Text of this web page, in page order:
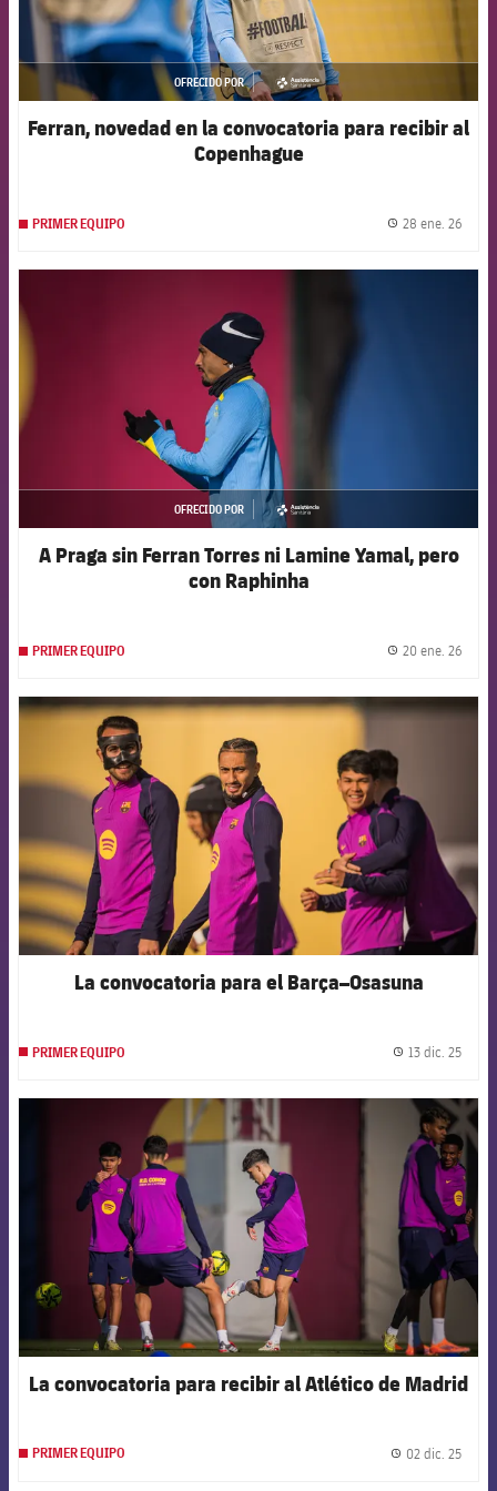
OFRECIDO POR
asistencia
Ferran, novedad en la convocatoria para recibir al
Copenhague
PRIMER EQUIPO 28 ene. 26
OFRECIDO POR
asistencia
A Praga sin Ferran Torres ni Lamine Yamal, pero
con Raphinha
PRIMER EQUIPO 20 ene. 26
FCB Barcelona badge
La convocatoria para el Barça–Osasuna
PRIMER EQUIPO 13 dic. 25
FCB Barcelona badge
La convocatoria para recibir al Atlético de Madrid
PRIMER EQUIPO 02 dic. 25